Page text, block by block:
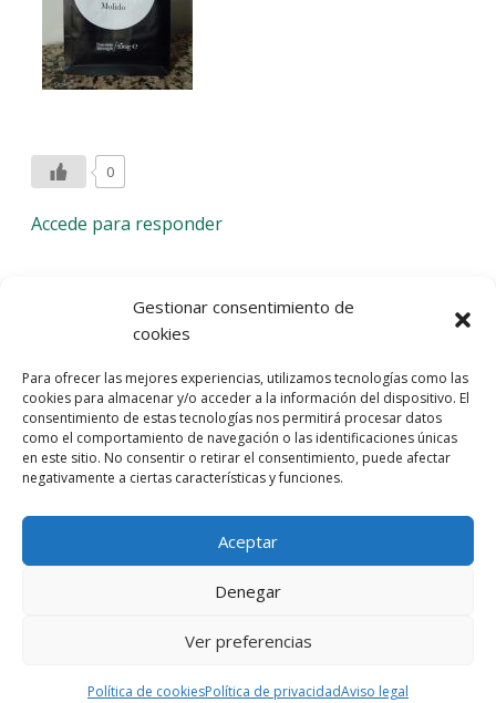
Gestionar consentimiento de
cookies
Para ofrecer las mejores experiencias, utilizamos tecnologías como las
cookies para almacenar y/o acceder a la información del dispositivo. El
consentimiento de estas tecnologías nos permitirá procesar datos
como el comportamiento de navegación o las identificaciones únicas
en este sitio. No consentir o retirar el consentimiento, puede afectar
negativamente a ciertas características y funciones.
Aceptar
Denegar
Ver preferencias
Política de cookiesPolítica de privacidadAviso legal
0
Accede para responder
Deja una respuesta
comentario.
Entra con tu red social
He leído y acepto laPolítica de Privacidad
cookies-Marquistas Estudio Creativo